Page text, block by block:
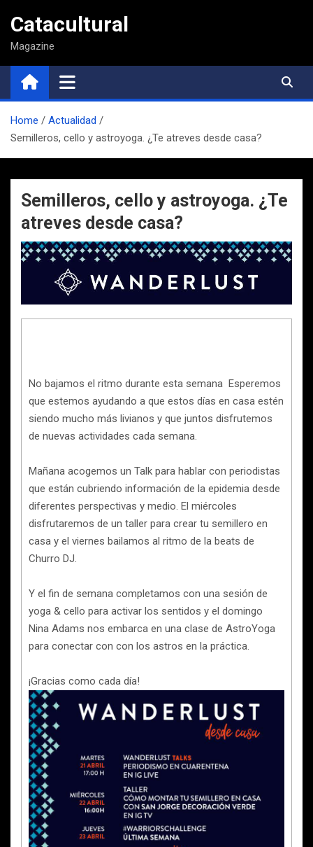
contenido
Catacultural
Magazine
Home
Actualidad
Semilleros, cello y astroyoga. ¿Te atreves desde casa?
Semilleros, cello y astroyoga. ¿Te
atreves desde casa?
No bajamos el ritmo durante esta semana Esperemos
que estemos ayudando a que estos días en casa estén
siendo mucho más livianos y que juntos disfrutemos
de nuevas actividades cada semana.
Mañana acogemos un Talk para hablar con periodistas
que están cubriendo información de la epidemia desde
diferentes perspectivas y medio. El miércoles
disfrutaremos de un taller para crear tu semillero en
casa y el viernes bailamos al ritmo de la beats de
Churro DJ.
Y el fin de semana completamos con una sesión de
yoga & cello para activar los sentidos y el domingo
Nina Adams nos embarca en una clase de AstroYoga
para conectar con con los astros en la práctica.
¡Gracias como cada día!